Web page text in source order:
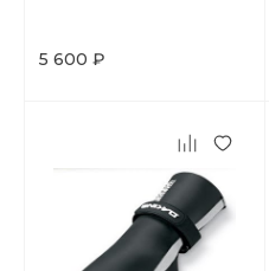
5 600 ₽